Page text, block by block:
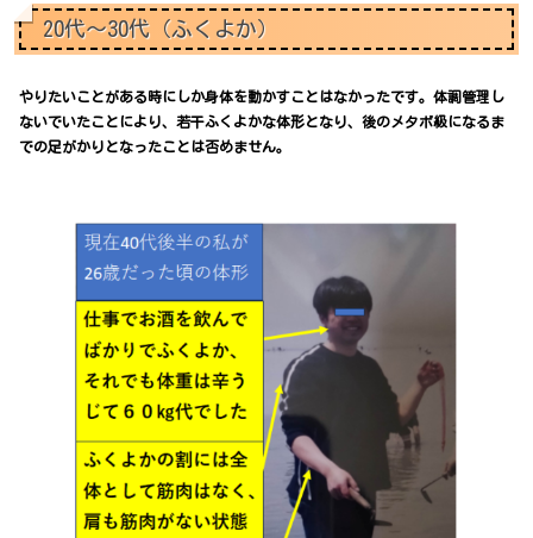
20代～30代（ふくよか）
やりたいことがある時にしか身体を動かすことはなかったです。体調管理し
ないでいたことにより、若干ふくよかな体形となり、後のメタボ級になるま
での足がかりとなったことは否めません。